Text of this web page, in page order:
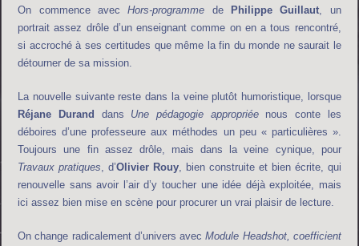
On commence avecHors-programme de Philippe Guillaut , un
portrait assez drôle d’un enseignant comme on en a tous rencontré,
si accroché à ses certitudes que même la fin du monde ne saurait le
détourner de sa mission.
La nouvelle suivante reste dans la veine plutôt humoristique, lorsque
Réjane Durand dans Une pédagogie appropriéenous conte les
déboires d’une professeure aux méthodes un peu « particulières ».
Toujours une fin assez drôle, mais dans la veine cynique, pour
Travaux pratiques , d’Olivier Rouy , bien construite et bien écrite, qui
renouvelle sans avoir l’air d’y toucher une idée déjà exploitée, mais
ici assez bien mise en scène pour procurer un vrai plaisir de lecture.
On change radicalement d’univers avecModule Headshot, coefficient